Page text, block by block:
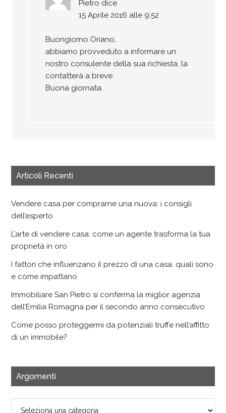
Pietro dice
15 Aprile 2016 alle 9:52
Buongiorno Oriano,
abbiamo provveduto a informare un
nostro consulente della sua richiesta, la
contatterà a breve.
Buona giornata.
Articoli Recenti
Vendere casa per comprarne una nuova: i consigli
dell’esperto
L’arte di vendere casa: come un agente trasforma la tua
proprietà in oro
I fattori che influenzano il prezzo di una casa: quali sono
e come impattano
Immobiliare San Pietro si conferma la miglior agenzia
dell’Emilia Romagna per il secondo anno consecutivo
Come posso proteggermi da potenziali truffe nell’affitto
di un immobile?
Argomenti